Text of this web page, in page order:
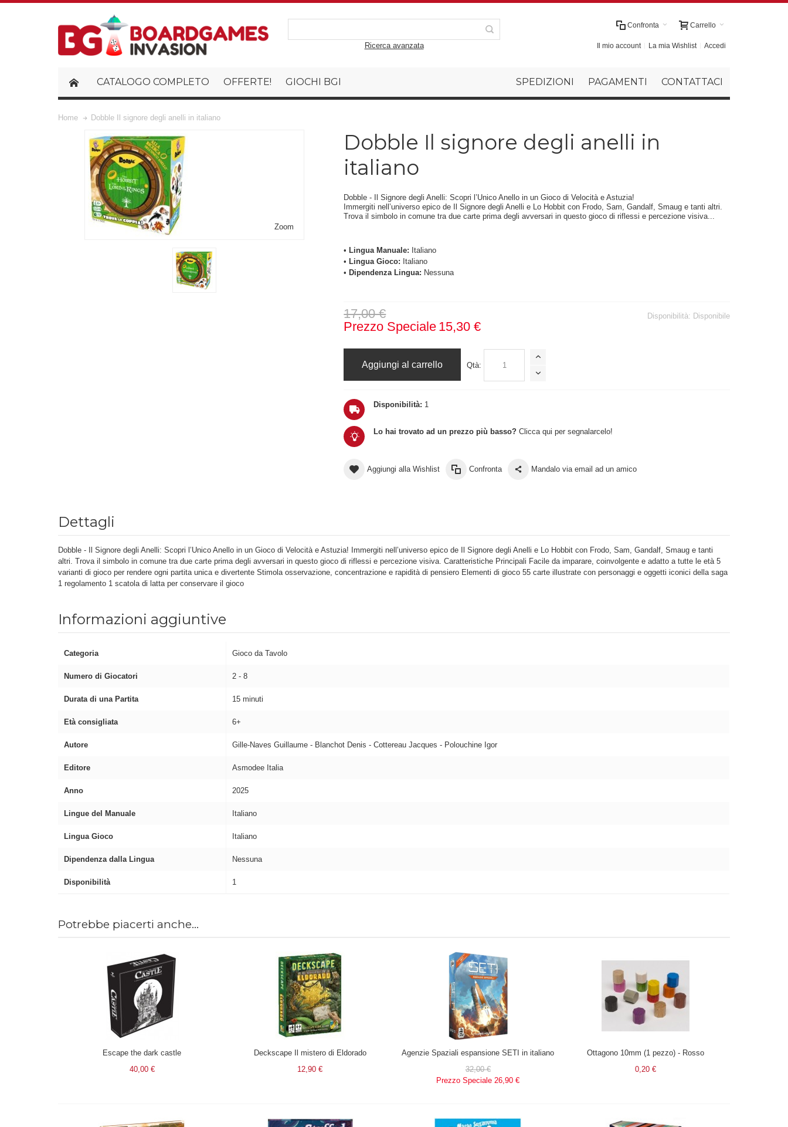
Ricerca avanzata
Carrello
Confronta
Il mio account La mia Wishlist Accedi
CATALOGO COMPLETO OFFERTE! GIOCHI BGI CONTATTACI
PAGAMENTI
SPEDIZIONI
Home Dobble Il signore degli anelli in italiano
Zoom
Dobble Il signore degli anelli in
italiano
Dobble - Il Signore degli Anelli: Scopri l’Unico Anello in un Gioco di Velocità e Astuzia!
Immergiti nell’universo epico de Il Signore degli Anelli e Lo Hobbit con Frodo, Sam, Gandalf, Smaug e tanti altri.
Trova il simbolo in comune tra due carte prima degli avversari in questo gioco di riflessi e percezione visiva...
•Lingua Manuale: Italiano
•Lingua Gioco: Italiano
•Dipendenza Lingua: Nessuna
Disponibilità: Disponibile
17,00 €
Prezzo Speciale 15,30 €
Qtà:
Aggiungi al carrello
Disponibilità: 1
Lo hai trovato ad un prezzo più basso? Clicca qui per segnalarcelo!
Aggiungi alla Wishlist Confronta Mandalo via email ad un amico
Dettagli
Dobble - Il Signore degli Anelli: Scopri l’Unico Anello in un Gioco di Velocità e Astuzia! Immergiti nell’universo epico de Il Signore degli Anelli e Lo Hobbit con Frodo, Sam, Gandalf, Smaug e tanti
altri. Trova il simbolo in comune tra due carte prima degli avversari in questo gioco di riflessi e percezione visiva. Caratteristiche Principali Facile da imparare, coinvolgente e adatto a tutte le età 5
varianti di gioco per rendere ogni partita unica e divertente Stimola osservazione, concentrazione e rapidità di pensiero Elementi di gioco 55 carte illustrate con personaggi e oggetti iconici della saga
1 regolamento 1 scatola di latta per conservare il gioco
Informazioni aggiuntive
Categoria Gioco da Tavolo
Numero di Giocatori 2 - 8
Durata di una Partita 15 minuti
Età consigliata 6+
Autore Gille-Naves Guillaume - Blanchot Denis - Cottereau Jacques - Polouchine Igor
Editore Asmodee Italia
Anno 2025
Lingue del Manuale Italiano
Lingua Gioco Italiano
Dipendenza dalla Lingua Nessuna
Disponibilità 1
Potrebbe piacerti anche...
Escape the dark castle
40,00 €
Deckscape Il mistero di Eldorado
12,90 €
Agenzie Spaziali espansione SETI in italiano
32,00 €
Prezzo Speciale 26,90 €
Ottagono 10mm (1 pezzo) - Rosso
0,20 €